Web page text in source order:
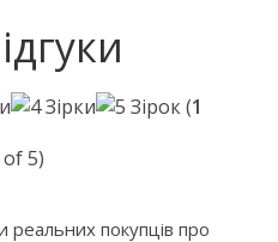
(1
5)
реальних покупців про